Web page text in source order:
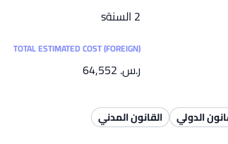
2 السنةs
TOTAL ESTIMATED COST (FOREIGN)
ر.س.‏ 64,552
الدولي القانون المدني